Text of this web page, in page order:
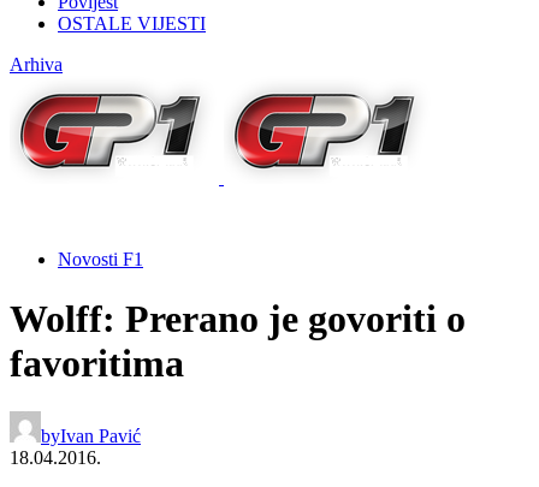
OSTALE VIJESTI
Arhiva
Novosti F1
Wolff: Prerano je govoriti o
favoritima
byIvan Pavić
18.04.2016.